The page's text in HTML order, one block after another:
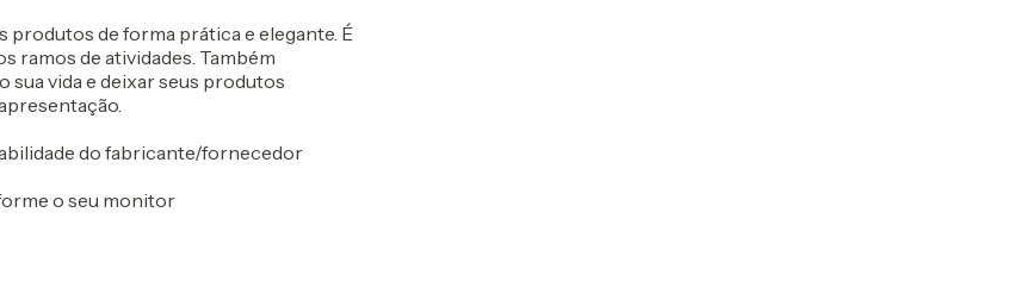
produtos de forma prática e elegante. É
ramos de atividades. Também
vida e deixar seus produtos
do fabricante/fornecedor
o seu monitor